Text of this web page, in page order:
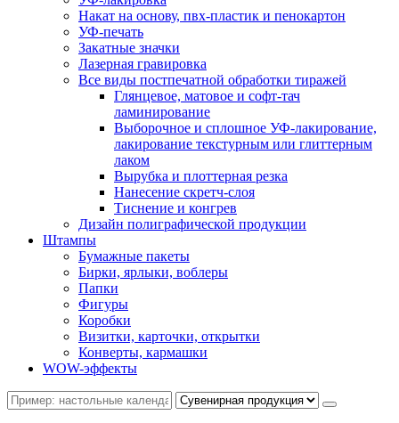
Накат на основу, пвх-пластик и пенокартон
УФ-печать
Закатные значки
Лазерная гравировка
Все виды постпечатной обработки тиражей
Глянцевое, матовое и софт-тач
ламинирование
Выборочное и сплошное УФ-лакирование,
лакирование текстурным или глиттерным
лаком
Вырубка и плоттерная резка
Нанесение скретч-слоя
Тиснение и конгрев
Дизайн полиграфической продукции
Штампы
Бумажные пакеты
Бирки, ярлыки, воблеры
Папки
Фигуры
Коробки
Визитки, карточки, открытки
Конверты, кармашки
WOW-эффекты